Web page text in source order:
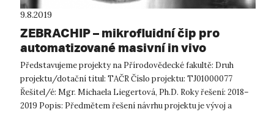
9.8.2019
ZEBRACHIP – mikrofluidní čip pro
automatizované masivní in vivo
testování biologických účinků
aktivních látek
Představujeme projekty na Přírodovědecké fakultě: Druh
projektu/dotační titul: TAČR Číslo projektu: TJ01000077
Řešitel/é: Mgr. Michaela Liegertová, Ph.D. Roky řešení: 2018–
2019 Popis: Předmětem řešení návrhu projektu je vývoj a